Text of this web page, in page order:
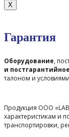
X
Гарантия
Оборудование,
и
талоном и
Продукция ООО
характеристикам и
транспортировки,